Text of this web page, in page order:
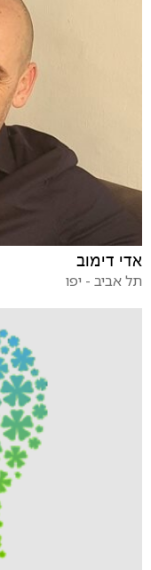
אדי דימוב
תל אביב - יפו